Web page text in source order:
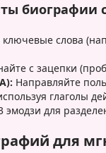
биографии
слова
с зацепки
Направляйте
глаголы
эмодзи для
для